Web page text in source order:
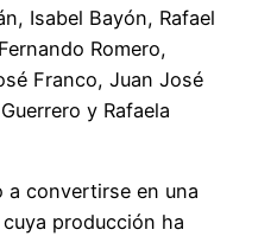
Isabel Bayón, Rafael
Romero,
Franco, Juan José
y Rafaela
a convertirse en una
producción ha